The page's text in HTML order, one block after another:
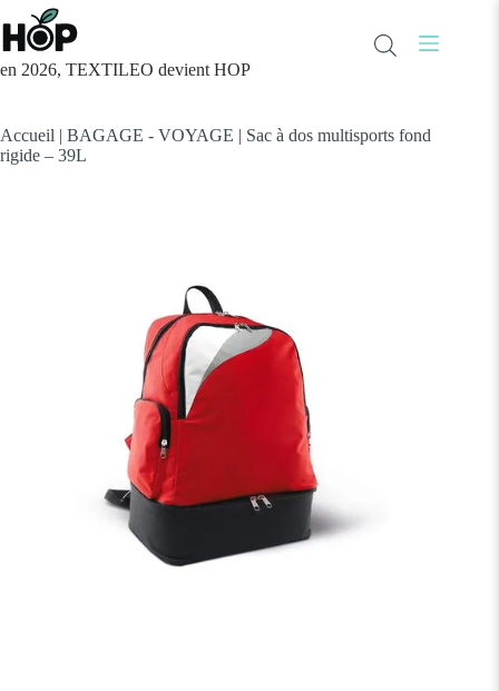
Passer
au
contenu
en 2026, TEXTILEO devient HOP
Accueil | BAGAGE - VOYAGE | Sac à dos multisports fond
rigide – 39L